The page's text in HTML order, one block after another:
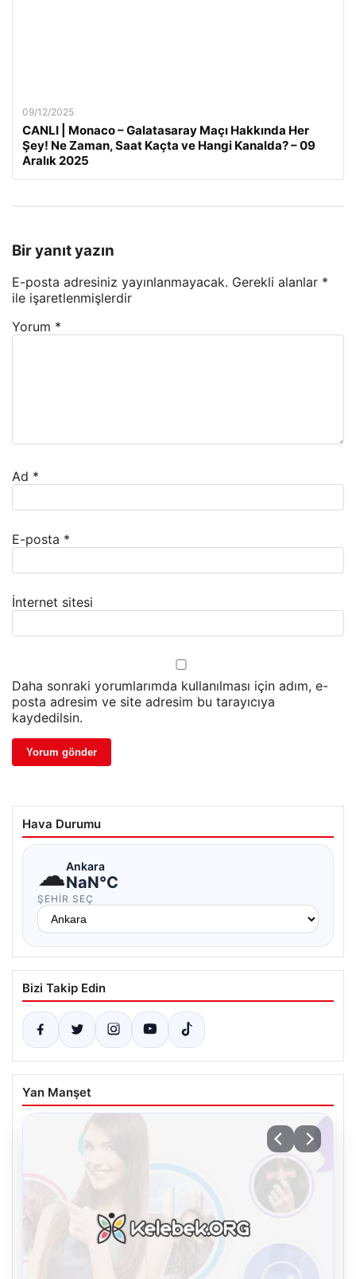
09/12/2025
CANLI | Monaco – Galatasaray Maçı Hakkında Her
Şey! Ne Zaman, Saat Kaçta ve Hangi Kanalda? – 09
Aralık 2025
Bir yanıt yazın
E-posta adresiniz yayınlanmayacak. Gerekli alanlar *
ile işaretlenmişlerdir
Yorum *
Ad *
E-posta *
İnternet sitesi
Daha sonraki yorumlarımda kullanılması için adım, e-
posta adresim ve site adresim bu tarayıcıya
kaydedilsin.
Hava Durumu
☁Ankara
NaN°C
ŞEHIR SEÇ
Bizi Takip Edin
Yan Manşet